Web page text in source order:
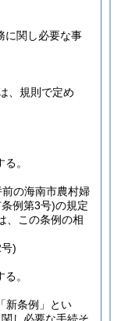
に関し必要な事
、規則で定め
。
の海南市農村婦
例第3号)の規定
、この条例の相
)
。
新条例」とい